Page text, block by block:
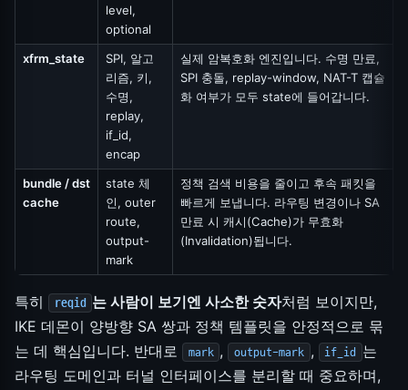
level,
optional
xfrm_state
SPI, 알고
리즘, 키,
수명,
replay,
if_id,
encap
실제 암복호화 엔진입니다. 수명 만료,
SPI 충돌, replay-window, NAT-T 캡슐
화 여부가 모두 state에 들어갑니다.
bundle / dst
cache
state 체
인, outer
route,
output-
mark
정책 검색 비용을 줄이고 후속 패킷을
빠르게 보냅니다. 라우팅 변경이나 SA
만료 시 캐시(Cache)가 무효화
(Invalidation)됩니다.
특히 reqid 는 사람이 보기엔 사소한 숫자처럼 보이지만,
IKE 데몬이 양방향 SA 쌍과 정책 템플릿을 안정적으로 묶
는 데 핵심입니다. 반대로
mark , output-mark , if_id 는
라우팅 도메인과 터널 인터페이스를 분리할 때 중요하며,